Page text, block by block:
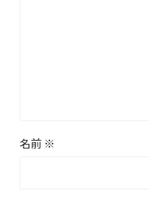
名前 ※